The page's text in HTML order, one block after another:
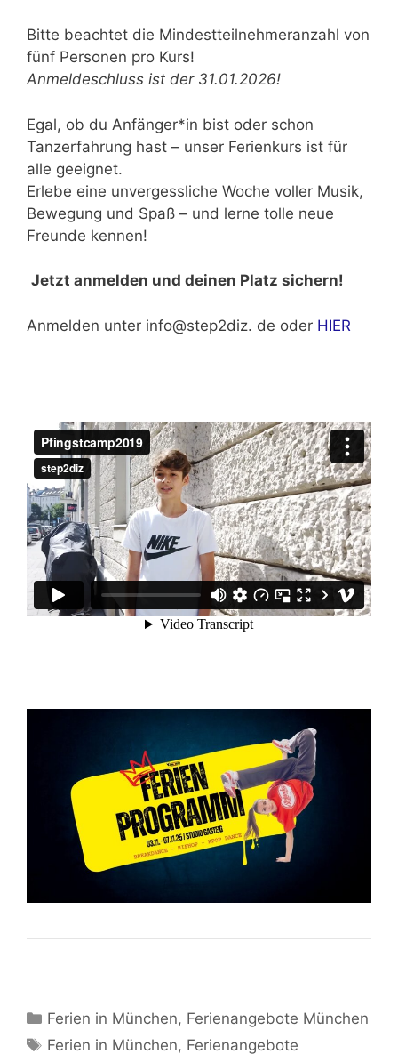
Bitte beachtet die Mindestteilnehmeranzahl von
fünf Personen pro Kurs!
Anmeldeschluss ist der 31.01.2026!
Egal, ob du Anfänger*in bist oder schon
Tanzerfahrung hast – unser Ferienkurs ist für
alle geeignet.
Erlebe eine unvergessliche Woche voller Musik,
Bewegung und Spaß – und lerne tolle neue
Freunde kennen!
Jetzt anmelden und deinen Platz sichern!
Anmelden unter info@step2diz. de oder HIER
Kategorien
Ferien in München, Ferienangebote München
Schlagwörter
Ferien in München, Ferienangebote